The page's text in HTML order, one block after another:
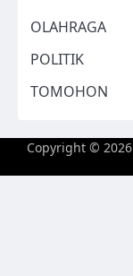
OLAHRAGA
POLITIK
TOMOHON
Copyright © 2026